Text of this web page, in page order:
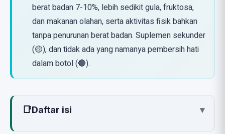
berat badan 7-10%, lebih sedikit gula, fruktosa,
dan makanan olahan, serta aktivitas fisik bahkan
tanpa penurunan berat badan. Suplemen sekunder
(🟡), dan tidak ada yang namanya pembersih hati
dalam botol (🔴).
📑Daftar isi ▾